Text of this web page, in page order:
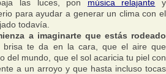
las luces, pon música relajante y
para ayudar a generar un clima con el
todavía.
a imaginarte que estás rodeado
brisa te da en la cara, que el aire que
del mundo, que el sol acaricia tu piel con
a un arroyo y que hasta incluso tocas